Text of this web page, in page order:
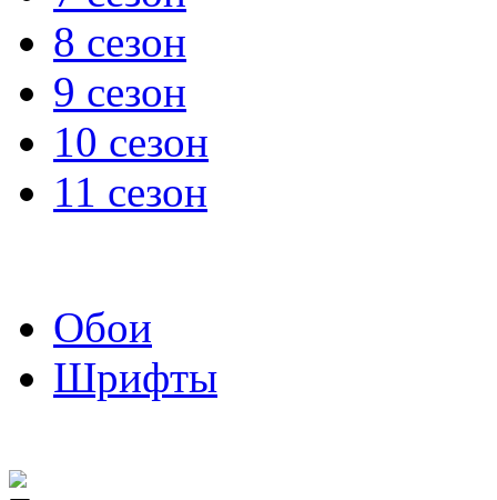
8 сезон
9 сезон
10 сезон
11 сезон
Обои
Шрифты